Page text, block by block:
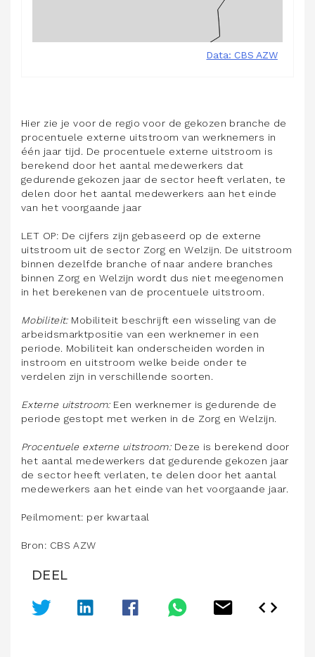
Hier zie je voor de regio voor de gekozen branche de
procentuele externe uitstroom van werknemers in
één jaar tijd. De procentuele externe uitstroom is
berekend door het aantal medewerkers dat
gedurende gekozen jaar de sector heeft verlaten, te
delen door het aantal medewerkers aan het einde
van het voorgaande jaar
LET OP: De cijfers zijn gebaseerd op de externe
uitstroom uit de sector Zorg en Welzijn. De uitstroom
binnen dezelfde branche of naar andere branches
binnen Zorg en Welzijn wordt dus niet meegenomen
in het berekenen van de procentuele uitstroom.
Mobiliteit: Mobiliteit beschrijft een wisseling van de
arbeidsmarktpositie van een werknemer in een
periode. Mobiliteit kan onderscheiden worden in
instroom en uitstroom welke beide onder te
verdelen zijn in verschillende soorten.
Externe uitstroom: Een werknemer is gedurende de
periode gestopt met werken in de Zorg en Welzijn.
Procentuele externe uitstroom:Deze is berekend door
het aantal medewerkers dat gedurende gekozen jaar
de sector heeft verlaten, te delen door het aantal
medewerkers aan het einde van het voorgaande jaar.
Peilmoment: per kwartaal
Bron: CBS AZW
DEEL